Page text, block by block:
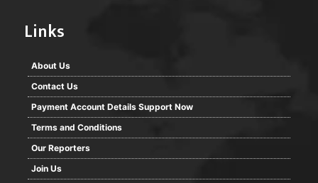
Links
About Us
Contact Us
Payment Account Details Support Now
Terms and Conditions
Our Reporters
Join Us